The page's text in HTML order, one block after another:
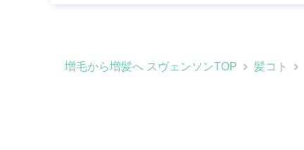
増毛から増髪へ スヴェンソンTOP 髪コト